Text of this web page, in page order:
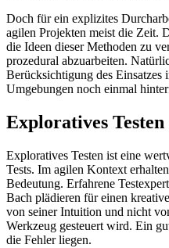
Doch für ein explizites
agilen Projekten meist die Zeit.
die Ideen dieser Methoden zu
prozedural abzuarbeiten.
Berücksichtigung des Einsatzes
Umgebungen noch einmal
Exploratives Testen
Exploratives Testen ist eine
Tests. Im agilen Kontext
Bedeutung. Erfahrene
Bach plädieren für einen
von seiner Intuition und nicht
Werkzeug gesteuert wird. Ein
die Fehler liegen.